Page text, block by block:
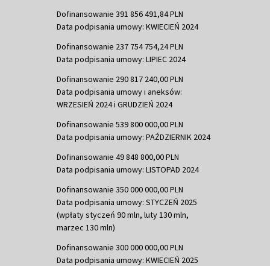
Dofinansowanie 391 856 491,84 PLN
Data podpisania umowy: KWIECIEŃ 2024
Dofinansowanie 237 754 754,24 PLN
Data podpisania umowy: LIPIEC 2024
Dofinansowanie 290 817 240,00 PLN
Data podpisania umowy i aneksów:
WRZESIEŃ 2024 i GRUDZIEŃ 2024
Dofinansowanie 539 800 000,00 PLN
Data podpisania umowy: PAŹDZIERNIK 2024
Dofinansowanie 49 848 800,00 PLN
Data podpisania umowy: LISTOPAD 2024
Dofinansowanie 350 000 000,00 PLN
Data podpisania umowy: STYCZEŃ 2025
(wpłaty styczeń 90 mln, luty 130 mln,
marzec 130 mln)
Dofinansowanie 300 000 000,00 PLN
Data podpisania umowy: KWIECIEŃ 2025